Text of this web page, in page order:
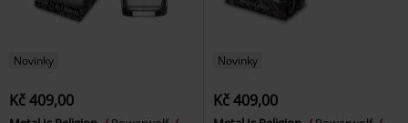
Novinky
Kč 409,00
Novinky
Kč 409,00